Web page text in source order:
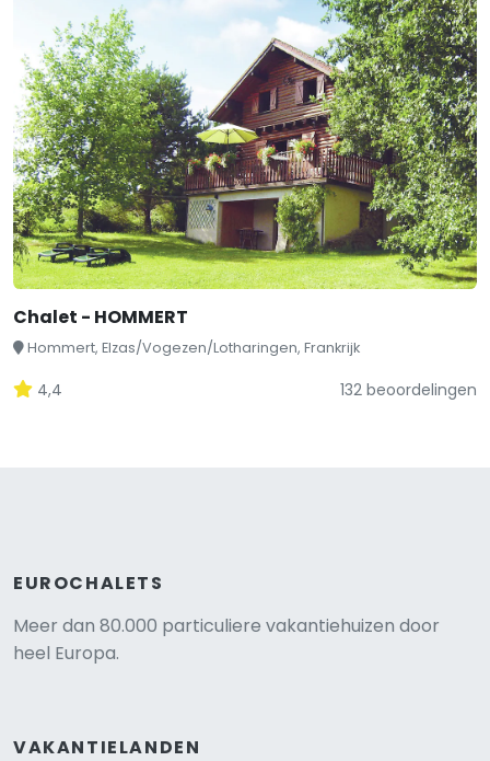
Chalet - HOMMERT
Hommert, Elzas/Vogezen/Lotharingen, Frankrijk
4,4 132 beoordelingen
EUROCHALETS
Meer dan 80.000 particuliere vakantiehuizen door
heel Europa.
VAKANTIELANDEN